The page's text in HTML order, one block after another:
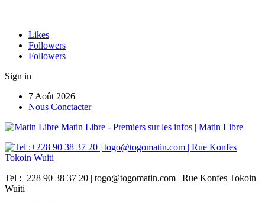
Likes
Followers
Followers
Sign in
7 Août 2026
Nous Conctacter
Matin Libre - Premiers sur les infos | Matin Libre
Tel :+228 90 38 37 20 | togo@togomatin.com | Rue Konfes Tokoin
Wuiti